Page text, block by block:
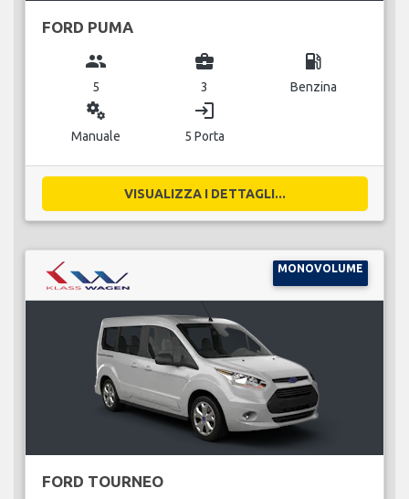
FORD PUMA
group
5
business_center
3
local_gas_station
Benzina
miscellaneous_services
Manuale
login
5 Porta
VISUALIZZA I DETTAGLI...
MONOVOLUME
FORD TOURNEO